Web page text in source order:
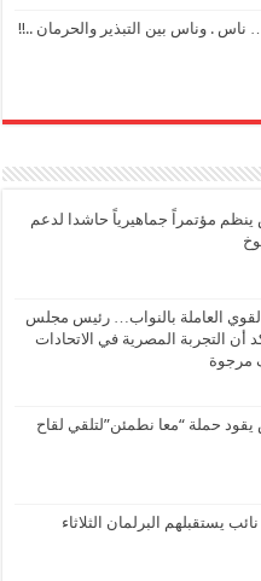
ناس . وناس بين التبذير والحرمان ..!!
مؤتمراً جماهيرياً حاشدا لدعم
القوي العاملة بالنواب… رئيس مجلس
أن التجربة المصرية في الاتحادات
مرجوة
حملة “معا نطمئن”لتلقي لقاح
أسماء أول 100 نائب يستقبلهم البرلمان الثلاثاء